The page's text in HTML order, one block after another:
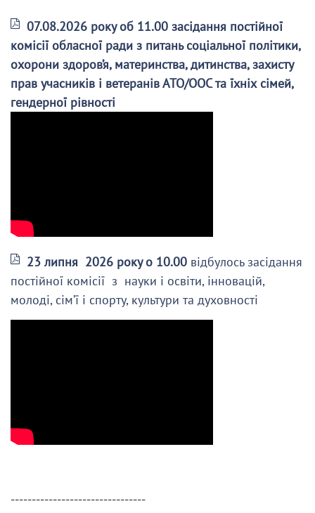
07.08.2026 року об 11.00 засідання постійної
комісії обласної ради з питань соціальної політики,
охорони здоров’я, материнства, дитинства, захисту
прав учасників і ветеранів АТО/ООС та їхніх сімей,
гендерної рівності
23 липня 2026 року о 10.00 відбулось засідання
постійної комісії з науки і освіти, інновацій,
молоді, сім’ї і спорту, культури та духовності
--------------------------------